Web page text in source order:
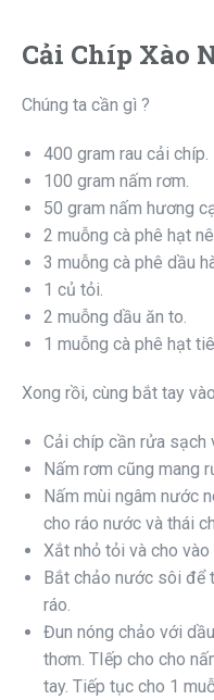
Cải Chíp Xào
Chúng ta cần gì ?
400 gram rau cải chíp.
100 gram nấm rơm.
50 gram nấm hương
2 muỗng cà phê hạt
3 muỗng cà phê dầu
1 củ tỏi.
2 muỗng dầu ăn to.
1 muỗng cà phê hạt
Xong rồi, cùng bắt tay
Cải chíp cần rửa sạch
Nấm rơm cũng mang
Nấm mùi ngâm nước
cho ráo nước và thái
Xắt nhỏ tỏi và cho vào
Bắt chảo nước sôi để
ráo.
Đun nóng chảo với
thơm. TIếp cho cho
tay. Tiếp tục cho 1